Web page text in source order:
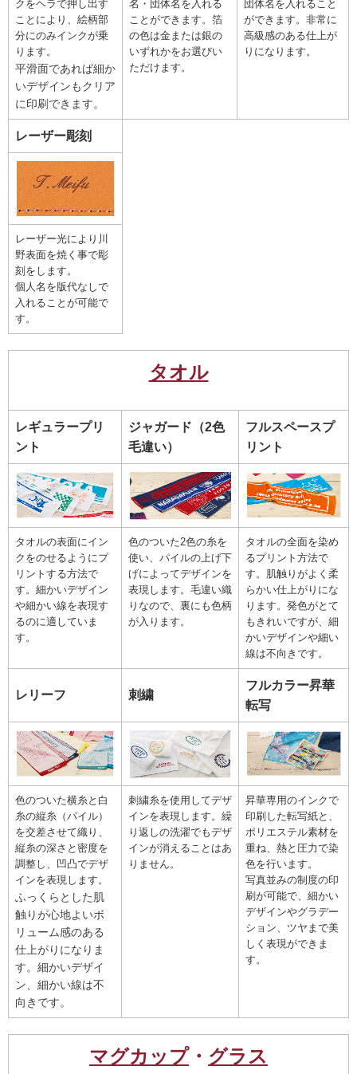
クをヘラで押し出す
ことにより、絵柄部
分にのみインクが乗
ります。
平滑面であれば細か
いデザインもクリア
に印刷できます。
名・団体名を入れる
ことができます。箔
の色は金または銀の
いずれかをお選びい
ただけます。
団体名を入れること
ができます。非常に
高級感のある仕上が
りになります。
レーザー彫刻
レーザー光により川
野表面を焼く事で彫
刻をします。
個人名を版代なしで
入れることが可能で
す。
タオル
レギュラープリ
ント
ジャガード（2色
毛違い）
フルスペースプ
リント
タオルの表面にイン
クをのせるようにプ
リントする方法で
す。細かいデザイン
や細かい線を表現す
るのに適していま
す。
色のついた2色の糸を
使い、パイルの上げ下
げによってデザインを
表現します。毛違い織
りなので、裏にも色柄
が入ります。
タオルの全面を染め
るプリント方法で
す。肌触りがよく柔
らかい仕上がりにな
ります。発色がとて
もきれいですが、細
かいデザインや細い
線は不向きです。
レリーフ 刺繍
フルカラー昇華
転写
色のついた横糸と白
糸の縦糸（パイル）
を交差させて織り、
縦糸の深さと密度を
調整し、凹凸でデザ
インを表現します。
ふっくらとした肌
触りが心地よいボ
リューム感のある
仕上がりになりま
す。細かいデザイ
ン、細かい線は不
向きです。
刺繍糸を使用してデザ
インを表現します。繰
り返しの洗濯でもデザ
インが消えることはあ
りません。
昇華専用のインクで
印刷した転写紙と、
ポリエステル素材を
重ね、熱と圧力で染
色を行います。
写真並みの制度の印
刷が可能で、細かい
デザインやグラデー
ション、ツヤまで美
しく表現ができま
す。
マグカップ・ グラス